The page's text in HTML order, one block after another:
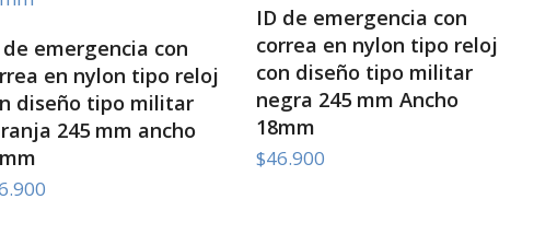
SELECT OPTIONS
de emergencia con
en nylon tipo reloj
diseño tipo militar
245 mm ancho
SELECT OPTIONS
ID de emergencia con
correa en nylon tipo reloj
con diseño tipo militar
negra 245 mm Ancho
18mm
$46.900